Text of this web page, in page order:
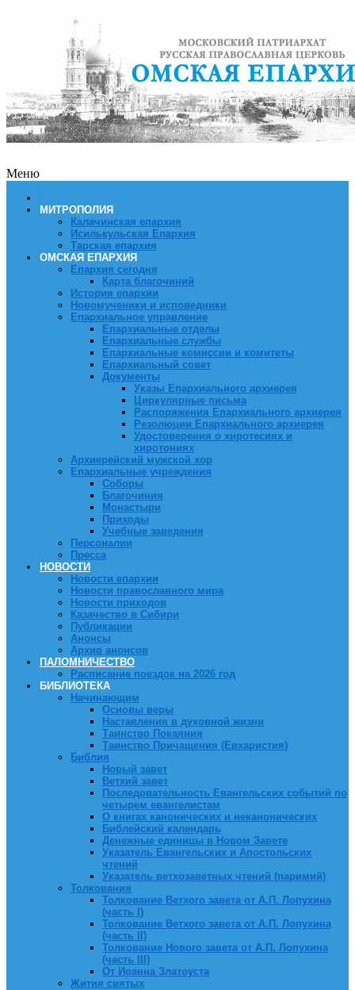
Меню
МИТРОПОЛИЯ
Калачинская епархия
Исилькульская Епархия
Тарская епархия
ОМСКАЯ ЕПАРХИЯ
Епархия сегодня
Карта благочиний
История епархии
Новомученики и исповедники
Епархиальное управление
Епархиальные отделы
Епархиальные службы
Епархиальные комиссии и комитеты
Епархиальный совет
Документы
Указы Епархиального архиерея
Циркулярные письма
Распоряжения Епархиального архиерея
Резолюции Епархиального архиерея
Удостоверения о хиротесиях и
хиротониях
Архиерейский мужской хор
Епархиальные учреждения
Соборы
Благочиния
Монастыри
Приходы
Учебные заведения
Персоналии
Пресса
НОВОСТИ
Новости епархии
Новости православного мира
Новости приходов
Казачество в Сибири
Публикации
Анонсы
Архив анонсов
ПАЛОМНИЧЕСТВО
Расписание поездок на 2026 год
БИБЛИОТЕКА
Начинающим
Основы веры
Наставления в духовной жизни
Таинство Покаяния
Таинство Причащения (Евхаристия)
Библия
Новый завет
Ветхий завет
Последовательность Евангельских событий по
четырем евангелистам
О книгах канонических и неканонических
Библейский календарь
Денежные единицы в Новом Завете
Указатель Евангельских и Апостольских
чтений
Указатель ветхозаветных чтений (паримий)
Толкования
Толкование Ветхого завета от А.П. Лопухина
(часть I)
Толкование Ветхого завета от А.П. Лопухина
(часть II)
Толкование Нового завета от А.П. Лопухина
(часть III)
От Иоанна Златоуста
Жития святых